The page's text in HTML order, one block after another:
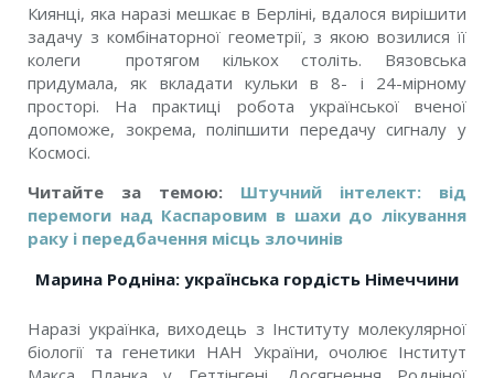
Киянці, яка наразі мешкає в Берліні, вдалося вирішити
задачу з комбінаторної геометрії, з якою возилися її
колеги протягом кількох століть. Вязовська
придумала, як вкладати кульки в 8- і 24-мірному
просторі. На практиці робота української вченої
допоможе, зокрема, поліпшити передачу сигналу у
Космосі.
Читайте за темою: Штучний інтелект: від
перемоги над Каспаровим в шахи до лікування
раку і передбачення місць злочинів
Марина Родніна: українська гордість Німеччини
Наразі українка, виходець з Інституту молекулярної
біології та генетики НАН України, очолює Інститут